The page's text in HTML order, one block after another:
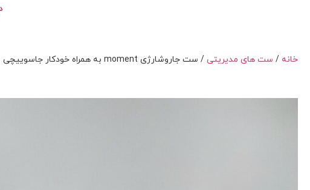
خانه / ست های مدیریتی/ ست جاروشارژی moment به همراه خودکار جاسوییچی